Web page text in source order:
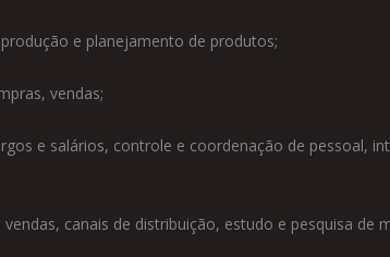
e planejamento de produtos;
vendas;
e salários, controle e coordenação de pessoal,
canais de distribuição, estudo e pesquisa de